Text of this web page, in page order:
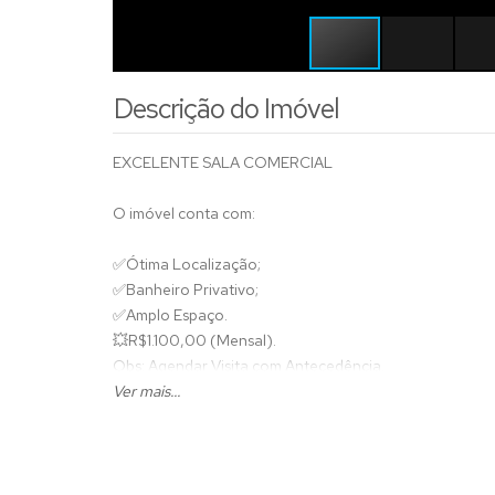
Descrição do Imóvel
EXCELENTE SALA COMERCIAL
O imóvel conta com:
✅Ótima Localização;
✅Banheiro Privativo;
✅Amplo Espaço.
💥R$1.100,00 (Mensal).
Obs: Agendar Visita com Antecedência.
Ver mais...